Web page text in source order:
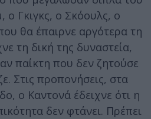
ο Γκιγκς, ο Σκόουλς, ο
θα έπαιρνε αργότερα τη
τη δική της δυναστεία,
παίκτη που δεν ζητούσε
Στις προπονήσεις, στα
ο Καντονά έδειχνε ότι η
δεν φτάνει. Πρέπει